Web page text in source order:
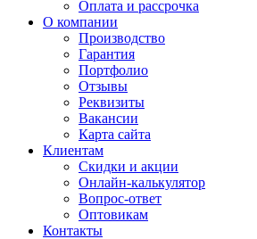
Оплата и рассрочка
О компании
Производство
Гарантия
Портфолио
Отзывы
Реквизиты
Вакансии
Карта сайта
Клиентам
Скидки и акции
Онлайн-калькулятор
Вопрос-ответ
Оптовикам
Контакты